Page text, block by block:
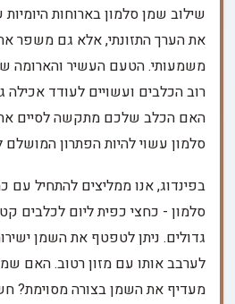
שילוב שמן סלמון בארוחות
את הערך התזונתי, אלא גם משפר
משמעותי. הטעם העשיר והארומה
רוב הכלבים ועשויים לעודד אכילה
האם הכלב שלכם מתקשה לסיים
סלמון עשוי להיות הפתרון המושלם
בפינדוג, אנו ממליצים להתחיל
סלמון - כחצי כפית ליום לכלבים
גדולים. ניתן לטפטף את השמן
לערבב אותו עם מזון רטוב. האם
מעדיף את השמן בצורה מסוימת?